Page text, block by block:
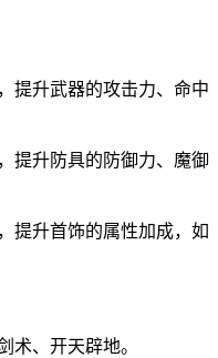
提升武器的攻击力、命中
提升防具的防御力、魔御
提升首饰的属性加成，如
术、开天辟地。